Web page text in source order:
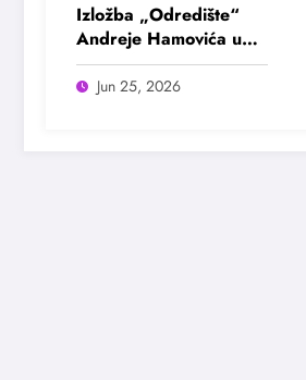
Izložba „Odredište“
Andreje Hamovića u
Bioskopu Balkan
Jun 25, 2026